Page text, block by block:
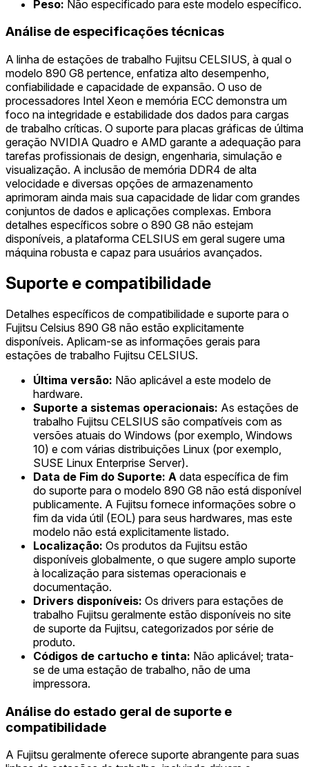
Peso: Não especificado para este modelo específico.
Análise de especificações técnicas
A linha de estações de trabalho Fujitsu CELSIUS, à qual o
modelo 890 G8 pertence, enfatiza alto desempenho,
confiabilidade e capacidade de expansão. O uso de
processadores Intel Xeon e memória ECC demonstra um
foco na integridade e estabilidade dos dados para cargas
de trabalho críticas. O suporte para placas gráficas de última
geração NVIDIA Quadro e AMD garante a adequação para
tarefas profissionais de design, engenharia, simulação e
visualização. A inclusão de memória DDR4 de alta
velocidade e diversas opções de armazenamento
aprimoram ainda mais sua capacidade de lidar com grandes
conjuntos de dados e aplicações complexas. Embora
detalhes específicos sobre o 890 G8 não estejam
disponíveis, a plataforma CELSIUS em geral sugere uma
máquina robusta e capaz para usuários avançados.
Suporte e compatibilidade
Detalhes específicos de compatibilidade e suporte para o
Fujitsu Celsius 890 G8 não estão explicitamente
disponíveis. Aplicam-se as informações gerais para
estações de trabalho Fujitsu CELSIUS.
Última versão: Não aplicável a este modelo de
hardware.
Suporte a sistemas operacionais: As estações de
trabalho Fujitsu CELSIUS são compatíveis com as
versões atuais do Windows (por exemplo, Windows
10) e com várias distribuições Linux (por exemplo,
SUSE Linux Enterprise Server).
Data de Fim do Suporte: A data específica de fim
do suporte para o modelo 890 G8 não está disponível
publicamente. A Fujitsu fornece informações sobre o
fim da vida útil (EOL) para seus hardwares, mas este
modelo não está explicitamente listado.
Localização: Os produtos da Fujitsu estão
disponíveis globalmente, o que sugere amplo suporte
à localização para sistemas operacionais e
documentação.
Drivers disponíveis: Os drivers para estações de
trabalho Fujitsu geralmente estão disponíveis no site
de suporte da Fujitsu, categorizados por série de
produto.
Códigos de cartucho e tinta: Não aplicável; trata-
se de uma estação de trabalho, não de uma
impressora.
Análise do estado geral de suporte e
compatibilidade
A Fujitsu geralmente oferece suporte abrangente para suas